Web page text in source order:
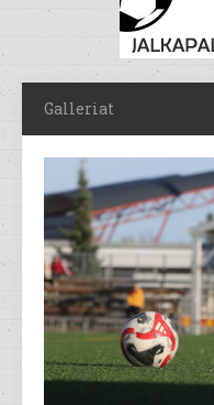
Galleriat